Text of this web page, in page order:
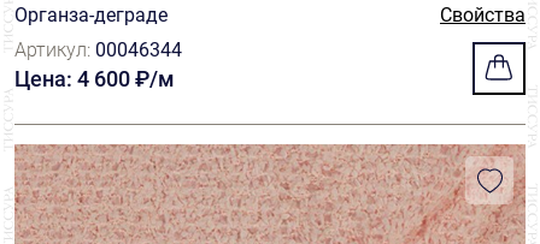
Органза-деграде
Свойства
Артикул: 00046344
Цена: 4 600 ₽/м